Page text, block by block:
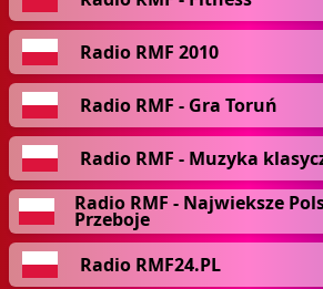
Radio RMF 2010
Radio RMF - Gra Toruń
Radio RMF - Muzyka
Radio RMF - Najwieksze
Przeboje
Radio RMF24.PL